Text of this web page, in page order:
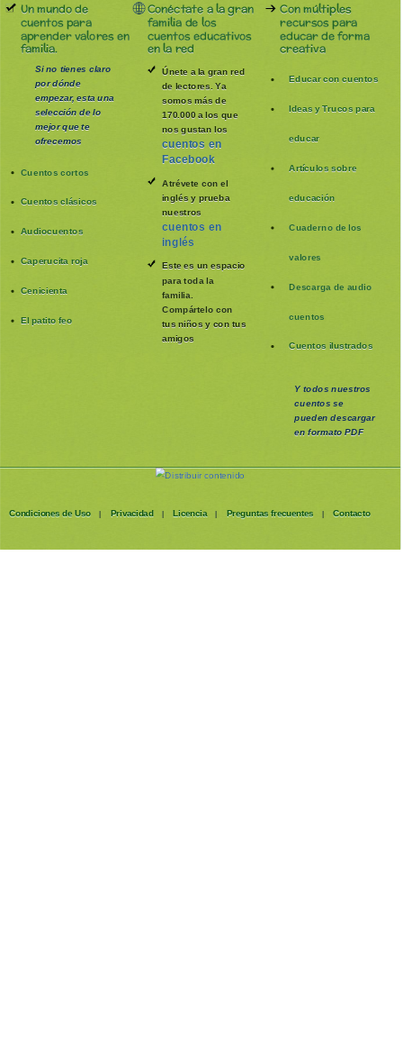
Un mundo de
cuentos para
aprender valores en
familia.
Si no tienes claro
por dónde
empezar, esta una
selección de lo
mejor que te
ofrecemos
Cuentos cortos
Cuentos clásicos
Audiocuentos
Caperucita roja
Cenicienta
El patito feo
Conéctate a la gran
familia de los
cuentos educativos
en la red
Únete a la gran red
de lectores. Ya
somos más de
170.000 a los que
nos gustan los
cuentos en
Facebook
Atrévete con el
inglés y prueba
nuestros
cuentos en
inglés
Este es un espacio
para toda la
familia
Compártelo con
tus niños y con tus
amigos
Con múltiples
recursos para
educar de forma
creativa
Educar con cuentos
Ideas y Trucos para
educar
Artículos sobre
educación
Cuaderno de los
valores
Descarga de audio
cuentos
Cuentos ilustrados
Y todos nuestros
cuentos se
puedendescargar
en formato PDF
Condiciones de Uso | Privacidad | Licencia | Preguntas frecuentes | Contacto